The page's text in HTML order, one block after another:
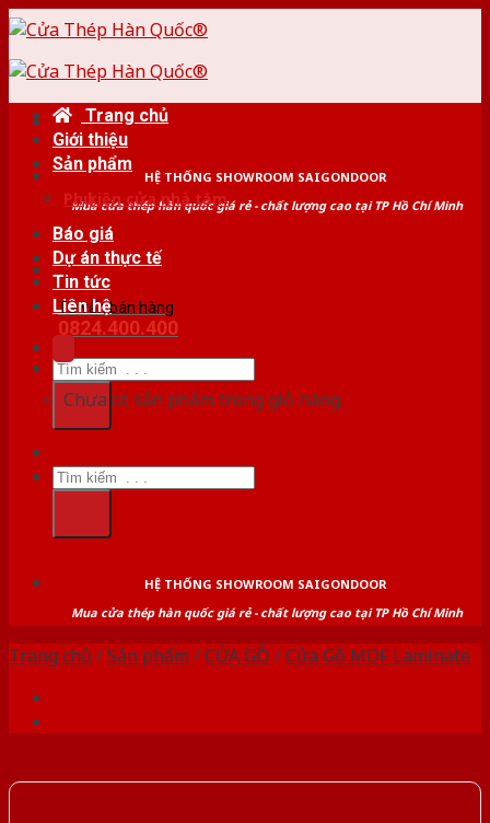
Skip
content
HỆ THỐNG SHOWROOM SAIGONDOOR
Mua cửa thép hàn quốc giá rẻ - chất lượng cao tại TP Hồ Chí Minh
Tư vấn bán hàng
0824.400.400
Tìm
kiếm:
Trang chủ
Giới thiệu
Sản phẩm
Phụ kiện cửa nhà tắm
Báo giá
Dự án thực tế
Tin tức
Liên hệ
Chưa có sản phẩm trong giỏ hàng.
Tìm
kiếm:
HỆ THỐNG SHOWROOM SAIGONDOOR
Mua cửa thép hàn quốc giá rẻ - chất lượng cao tại TP Hồ Chí Minh
Trang chủ /Sản phẩm /CỬA GỖ /Cửa Gỗ MDF Laminate